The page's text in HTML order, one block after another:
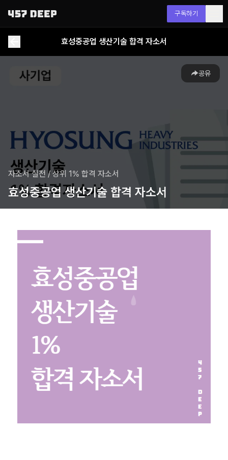
구독하기
효성중공업 생산기술 합격 자소서
공유
자소서 실전 / 상위 1% 합격 자소서
효성중공업 생산기술 합격 자소서